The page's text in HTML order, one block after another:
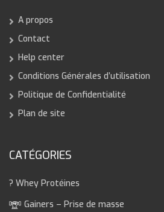
A propos
Contact
Help center
Conditions Générales d’utilisation
Politique de Confidentialité
Plan de site
CATÉGORIES
? Whey Protéines
Gainers – Prise de masse